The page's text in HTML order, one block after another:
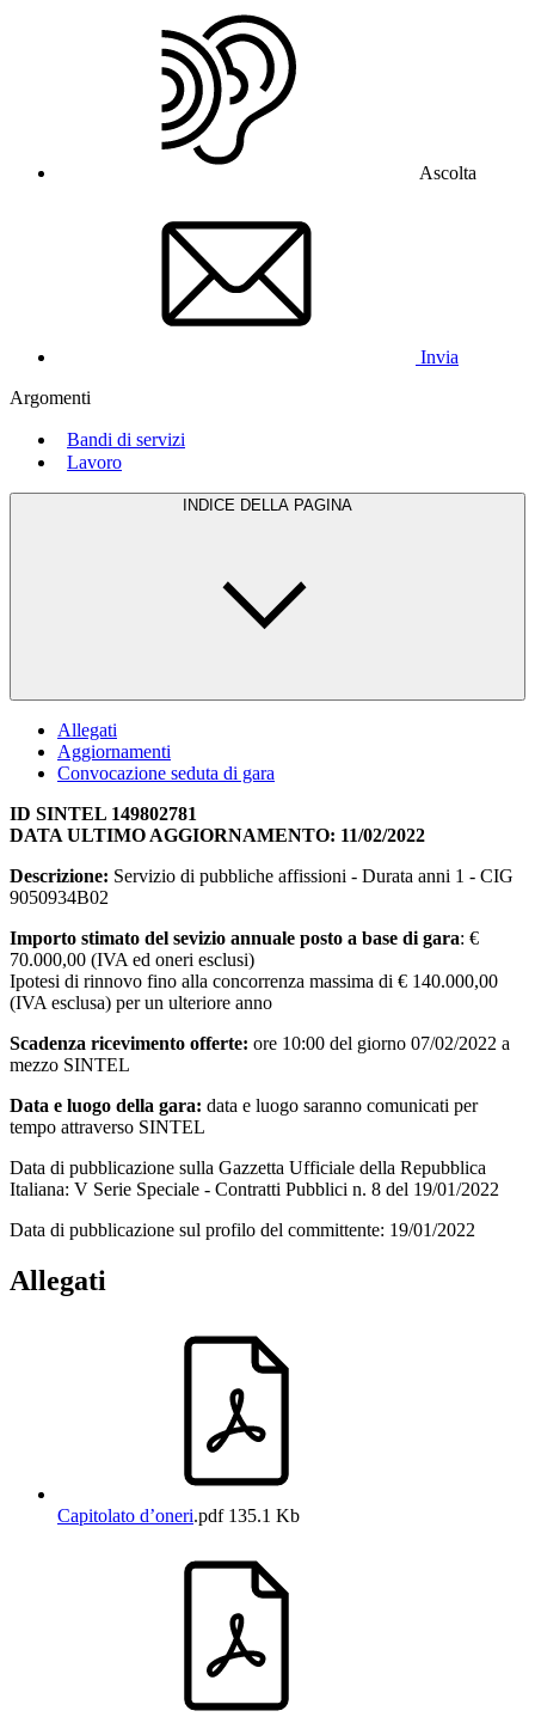
Ascolta
Invia
Argomenti
Bandi di servizi
Lavoro
INDICE DELLA PAGINA
Allegati
Aggiornamenti
Convocazione seduta di gara
ID SINTEL 149802781
DATA ULTIMO AGGIORNAMENTO: 11/02/2022
Descrizione: Servizio di pubbliche affissioni - Durata anni 1 - CIG
9050934B02
Importo stimato del sevizio annuale posto a base di gara: €
70.000,00 (IVA ed oneri esclusi)
Ipotesi di rinnovo fino alla concorrenza massima di € 140.000,00
(IVA esclusa) per un ulteriore anno
Scadenza ricevimento offerte: ore 10:00 del giorno 07/02/2022 a
mezzo SINTEL
Data e luogo della gara: data e luogo saranno comunicati per
tempo attraverso SINTEL
Data di pubblicazione sulla Gazzetta Ufficiale della Repubblica
Italiana: V Serie Speciale - Contratti Pubblici n. 8 del 19/01/2022
Data di pubblicazione sul profilo del committente: 19/01/2022
Allegati
Capitolato d’oneri.pdf135.1 Kb